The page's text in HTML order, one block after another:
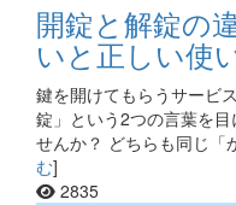
開錠と解錠の
いと正しい使
鍵を開けてもらうサービ
錠」という2つの言葉を
せんか？ どちらも同じ
む]
2835